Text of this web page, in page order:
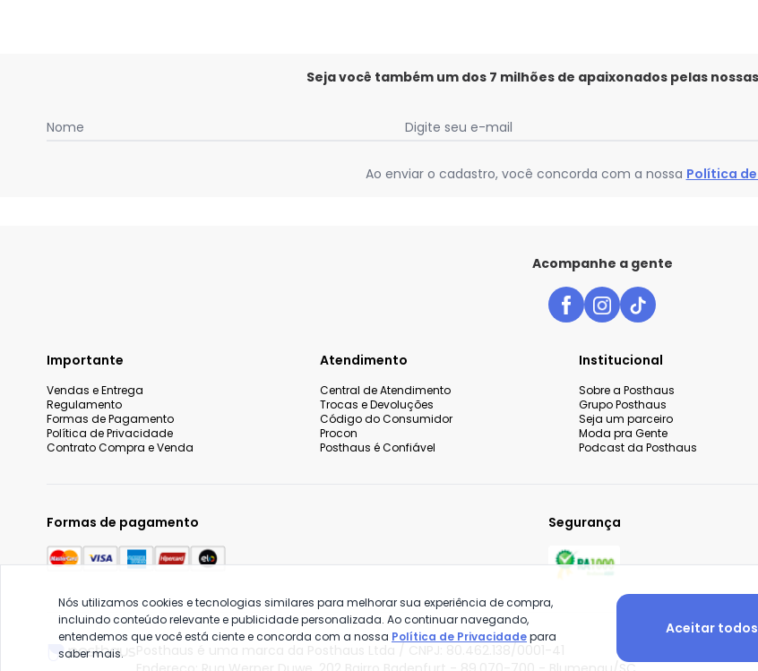
Seja você também um dos 7 milhões de apaixonados pelas
Nome Digite seu e-mail
Ao enviar o cadastro, você concorda com a nossa Política
Acompanhe a gente
Importante
Vendas e Entrega
Regulamento
Formas de Pagamento
Política de Privacidade
Contrato Compra e Venda
Atendimento
Central de Atendimento
Trocas e Devoluções
Código do Consumidor
Procon
Posthaus é Confiável
Institucional
Sobre a Posthaus
Grupo Posthaus
Seja um parceiro
Moda pra Gente
Podcast da Posthaus
Formas de pagamento Segurança
Nós utilizamos cookies e tecnologias similares para melhorar sua experiência de compra,
incluindo conteúdo relevante e publicidade personalizada. Ao continuar navegando,
entendemos que você está ciente e concorda com a nossa Política de Privacidadepara
saber mais.
Aceitar